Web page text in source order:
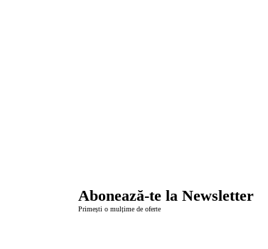
Abonează-te laNewsletter
Primești o mulțime de oferte